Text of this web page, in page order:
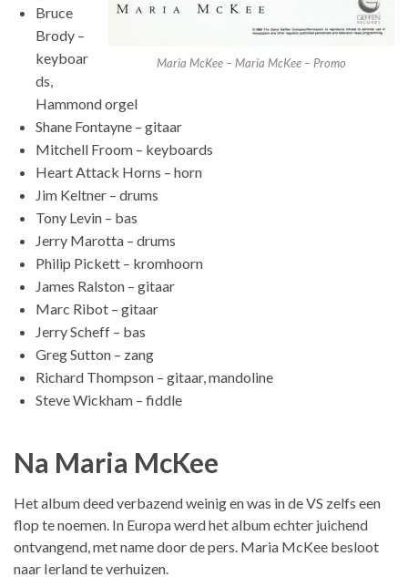
Maria McKee – Maria McKee – Promo
Bruce
Brody –
keyboar
ds,
Hammond orgel
Shane Fontayne – gitaar
Mitchell Froom – keyboards
Heart Attack Horns – horn
Jim Keltner – drums
Tony Levin – bas
Jerry Marotta – drums
Philip Pickett – kromhoorn
James Ralston – gitaar
Marc Ribot – gitaar
Jerry Scheff – bas
Greg Sutton – zang
Richard Thompson – gitaar, mandoline
Steve Wickham – fiddle
Na Maria McKee
Het album deed verbazend weinig en was in de VS zelfs een
flop te noemen. In Europa werd het album echter juichend
ontvangend, met name door de pers. Maria McKee besloot
naar Ierland te verhuizen.